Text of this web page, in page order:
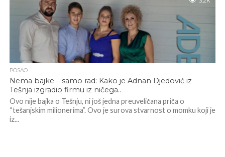
POSAO
Nema bajke – samo rad: Kako je Adnan Djedović iz
Tešnja izgradio firmu iz ničega..
Ovo nije bajka o Tešnju, ni još jedna preuveličana priča o
“tešanjskim milionerima”. Ovo je surova stvarnost o momku koji je
iz...